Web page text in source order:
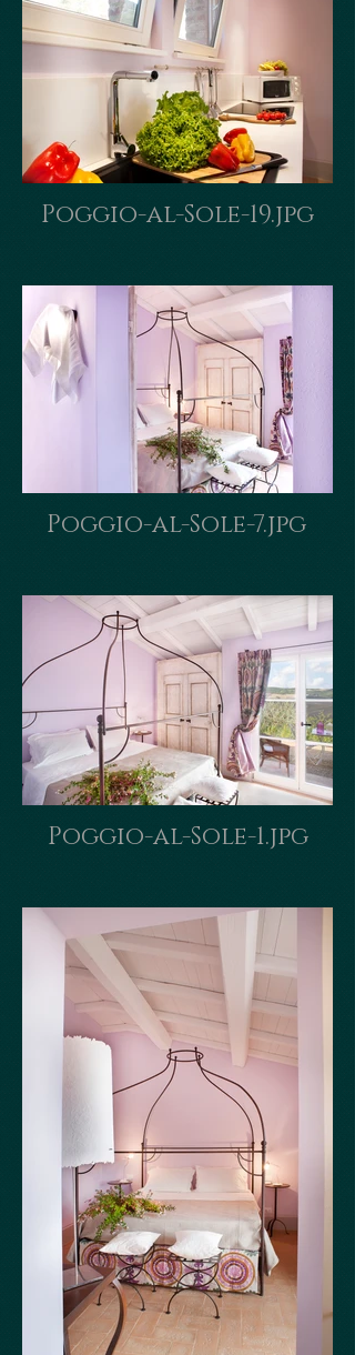
Poggio-al-Sole-19.jpg
Poggio-al-Sole-7.jpg
Poggio-al-Sole-1.jpg